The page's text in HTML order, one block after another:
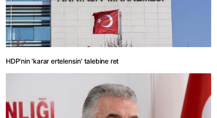
HDP'nin 'karar ertelensin' talebine ret